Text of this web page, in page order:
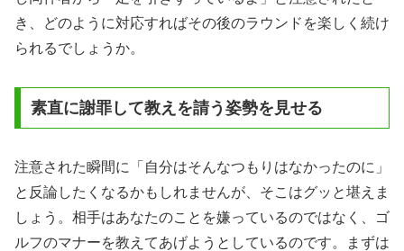
き、どのように対応すればその後のラウンドを楽しく続け
られるでしょうか。
素直に謝罪して教えを請う姿勢を見せる
注意された瞬間に「自分はそんなつもりはなかったのに」
と反論したくなるかもしれませんが、そこはグッと堪えま
しょう。相手はあなたのことを嫌っているのではなく、ゴ
ルフのマナーを教えてあげようとしているのです。まずは